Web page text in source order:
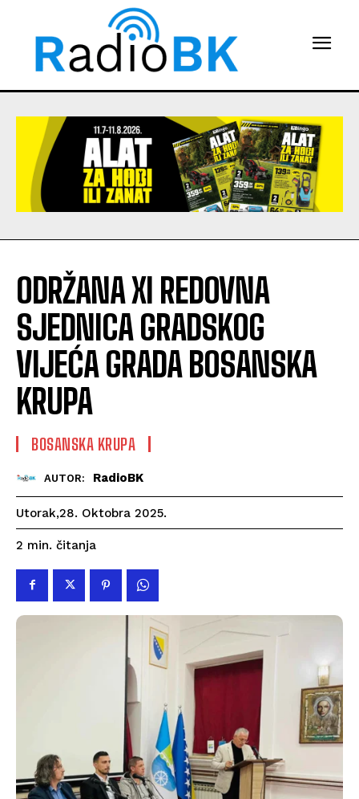
ODRŽANA XI REDOVNA
SJEDNICA GRADSKOG
VIJEĆA GRADA BOSANSKA
KRUPA
BOSANSKA KRUPA
AUTOR: RadioBK
Utorak,28. Oktobra 2025.
2 min. čitanja